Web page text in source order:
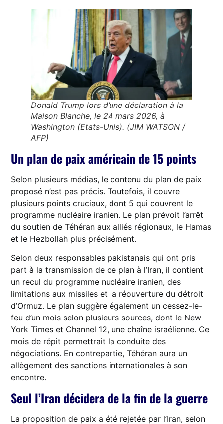
Donald Trump lors d’une déclaration à la
Maison Blanche, le 24 mars 2026, à
Washington (Etats-Unis). (JIM WATSON /
AFP)
Un plan de paix américain de 15 points
Selon plusieurs médias, le contenu du plan de paix
proposé n’est pas précis. Toutefois, il couvre
plusieurs points cruciaux, dont 5 qui couvrent le
programme nucléaire iranien. Le plan prévoit l’arrêt
du soutien de Téhéran aux alliés régionaux, le Hamas
et le Hezbollah plus précisément.
Selon deux responsables pakistanais qui ont pris
part à la transmission de ce plan à l’Iran, il contient
un recul du programme nucléaire iranien, des
limitations aux missiles et la réouverture du détroit
d’Ormuz. Le plan suggère également un cessez-le-
feu d’un mois selon plusieurs sources, dont le New
York Times et Channel 12, une chaîne israélienne. Ce
mois de répit permettrait la conduite des
négociations. En contrepartie, Téhéran aura un
allègement des sanctions internationales à son
encontre.
Seul l’Iran décidera de la fin de la guerre
La proposition de paix a été rejetée par l’Iran, selon